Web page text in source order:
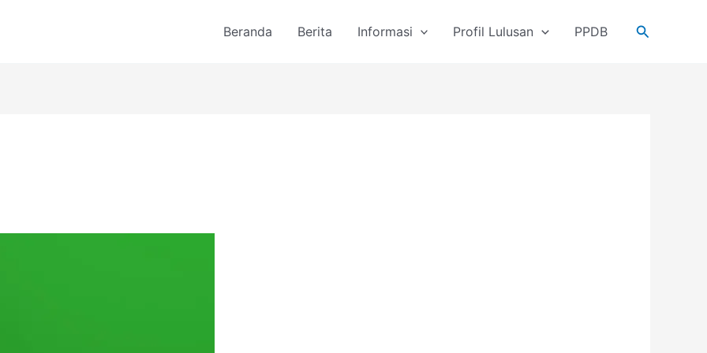
Beranda Berita Informasi Profil Lulusan PPDB Cari